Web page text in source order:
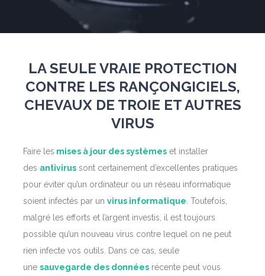
LA SEULE VRAIE PROTECTION
CONTRE LES RANÇONGICIELS,
CHEVAUX DE TROIE ET AUTRES
VIRUS
Faire les mises à jour des systèmeset installer
des antivirussont certainement d’excellentes pratiques
pour éviter qu’un ordinateur ou un réseau informatique
soient infectés par un virus informatique . Toutefois,
malgré les efforts et l’argent investis, il est toujours
possible qu’un nouveau virus contre lequel on ne peut
rien infecte vos outils. Dans ce cas, seule
une sauvegarde des donnéesrécente peut vous